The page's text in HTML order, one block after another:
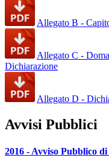
Allegato B -
Allegato C -
Dichiarazione
Allegato D -
Avvisi Pubblici
2016 - Avviso Pubblico